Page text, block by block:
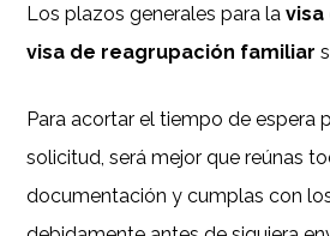
Los plazos generales para la visa
visa de reagrupación familiar
Para acortar el tiempo de espera
solicitud, será mejor que reúnas
documentación y cumplas con